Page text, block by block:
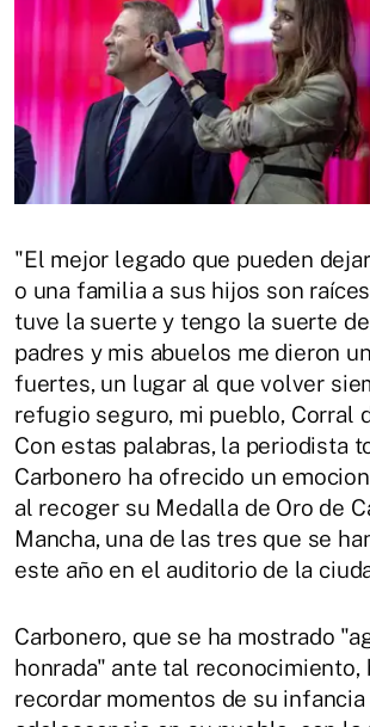
"El mejor legado que pueden
o una familia a sus hijos son
tuve la suerte y tengo la suerte
padres y mis abuelos me dieron
fuertes, un lugar al que volver
refugio seguro, mi pueblo, Corral
Con estas palabras, la periodista
Carbonero ha ofrecido un
al recoger su Medalla de Oro de
Mancha, una de las tres que se
este año en el auditorio de la
Carbonero, que se ha mostrado
honrada" ante tal reconocimiento,
recordar momentos de su infancia